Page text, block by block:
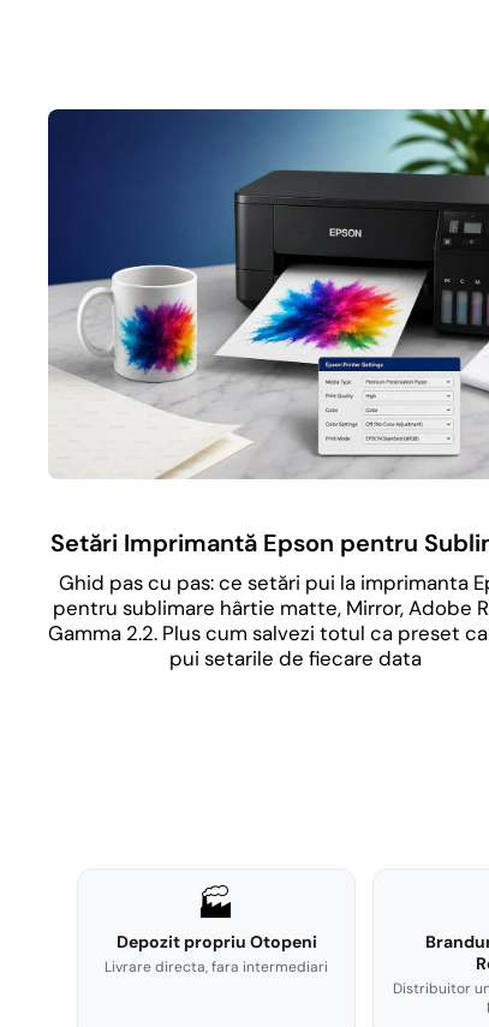
Setări Imprimantă Epson pentru
Ghid pas cu pas: ce setări pui la imprimanta
pentru sublimare hârtie matte, Mirror, Adobe
Gamma 2.2. Plus cum salvezi totul ca preset
pui setarile de fiecare data
🏭
Depozit propriu Otopeni
Livrare directa, fara intermediari
Distribuitor